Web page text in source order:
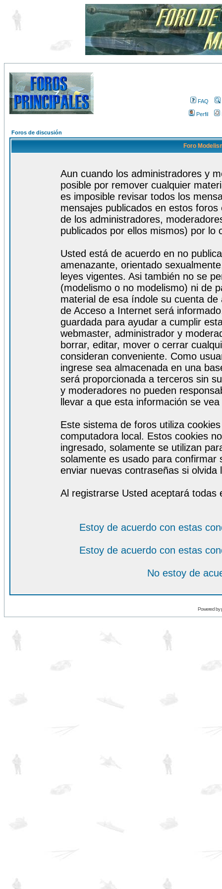
FAQ
Perfil
Foros de discusión
Foro
Aun cuando los administradores y
posible por remover cualquier
es imposible revisar todos los
mensajes publicados en estos
de los administradores,
publicados por ellos mismos) por lo
Usted está de acuerdo en no
amenazante, orientado
leyes vigentes. Asi también no se
(modelismo o no modelismo) ni de
material de esa índole su cuenta
de Acceso a Internet será
guardada para ayudar a cumplir
webmaster, administrador y
borrar, editar, mover o cerrar
consideran conveniente. Como
ingrese sea almacenada en una
será proporcionada a terceros sin
y moderadores no pueden
llevar a que esta información se
Este sistema de foros utiliza
computadora local. Estos cookies
ingresado, solamente se utilizan
solamente es usado para
enviar nuevas contraseñas si olvida
Al registrarse Usted aceptará todas
Estoy de acuerdo con estas
Estoy de acuerdo con estas
No estoy de
Powered by